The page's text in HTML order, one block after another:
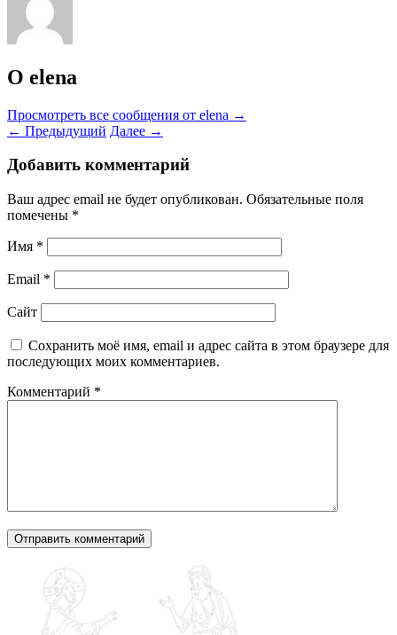
О elena
Просмотреть все сообщения от elena →
← Предыдущий Далее →
Добавить комментарий
Ваш адрес email не будет опубликован. Обязательные поля
помечены *
Имя *
Email *
Сайт
Сохранить моё имя, email и адрес сайта в этом браузере для
последующих моих комментариев.
Комментарий *